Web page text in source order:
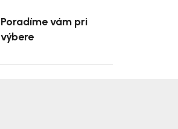
Poradíme vám pri
výbere